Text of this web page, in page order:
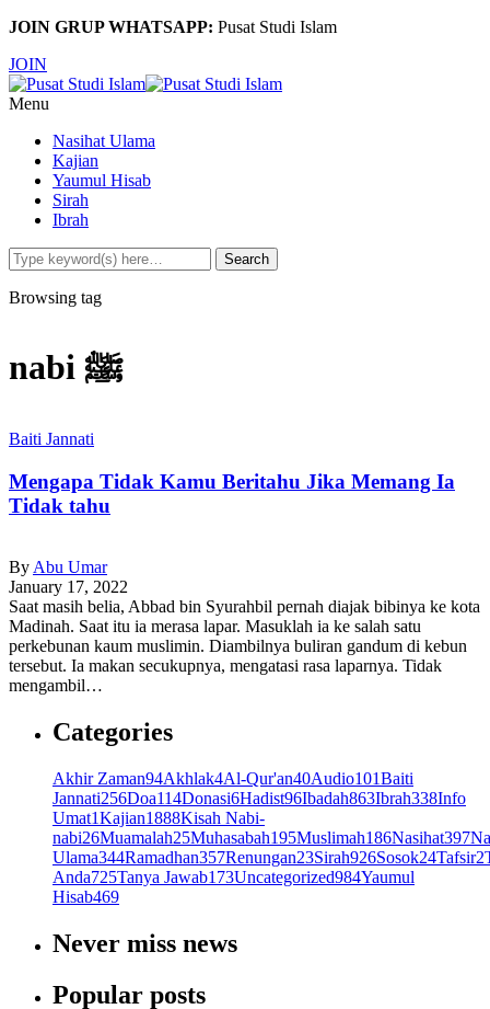
JOIN GRUP WHATSAPP: Pusat Studi Islam
JOIN
Menu
Nasihat Ulama
Kajian
Yaumul Hisab
Sirah
Ibrah
Browsing tag
nabi ﷺ
Baiti Jannati
Mengapa Tidak Kamu Beritahu Jika Memang Ia
Tidak tahu
By Abu Umar
January 17, 2022
Saat masih belia, Abbad bin Syurahbil pernah diajak bibinya ke kota
Madinah. Saat itu ia merasa lapar. Masuklah ia ke salah satu
perkebunan kaum muslimin. Diambilnya buliran gandum di kebun
tersebut. Ia makan secukupnya, mengatasi rasa laparnya. Tidak
mengambil…
Categories
Akhir Zaman94Akhlak4Al-Qur'an40Audio101Baiti
Jannati256Doa114Donasi6Hadist96Ibadah863Ibrah338Info
Umat1Kajian1888Kisah Nabi-
nabi26Muamalah25Muhasabah195Muslimah186Nasihat397
Ulama344Ramadhan357Renungan23Sirah926Sosok24Tafsir2
Anda725Tanya Jawab173Uncategorized984Yaumul
Hisab469
Never miss news
Popular posts